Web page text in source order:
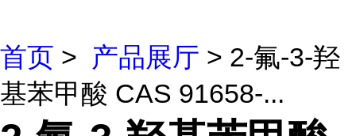
首页 > 产品展厅 > 2-氟-3-羟
基苯甲酸 CAS 91658-...